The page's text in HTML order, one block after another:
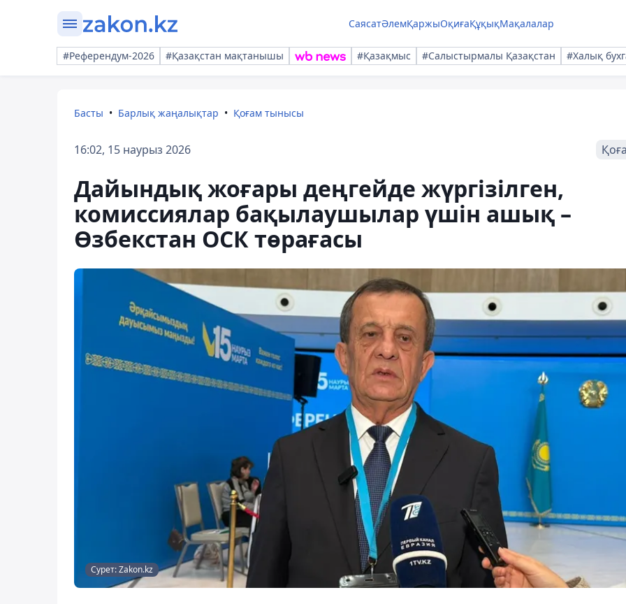
СаясатӘлемҚаржыОқиғаҚұқықМақалалар
#Референдум-2026 #Қазақстан мақтанышы #Қазақмыс #Салыстырмалы Қазақстан #Халық
Басты Барлық жаңалықтар Қоғам тынысы
16:02, 15 наурыз 2026
Дайындық жоғары деңгейде жүргізілген,
комиссиялар бақылаушылар үшін ашық –
Өзбекстан ОСК төрағасы
Сурет: Zakon.kz